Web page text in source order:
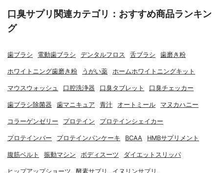
口臭サプリ関連カテゴリ：おすすめ商品ランキン
グ
歯ブラシ 電動歯ブラシ デンタルフロス 舌ブラシ 歯磨き粉
ホワイトニング歯磨き粉 うがい薬 ホームホワイトニングキット
マウスウォッシュ 口腔洗浄器 口臭タブレット 口臭チェッカー
歯ブラシ除菌器 歯マニキュア 青汁 オートミール マヌカハニー
コラーゲンゼリー プロテイン プロテインシェイカー
プロテインバー プロテインパンケーキ BCAA HMBサプリメント
腹筋ベルト 振動マシン ボディスーツ ダイエットスリッパ
ヒップアップショーツ 酵素サプリ イヌリンサプリ